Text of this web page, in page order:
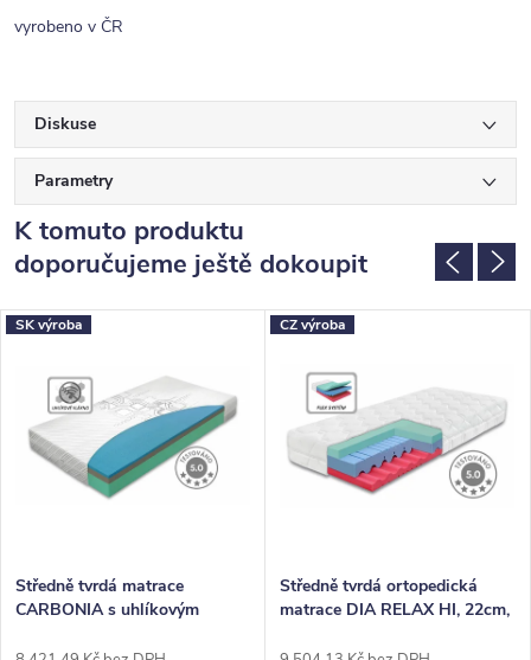
vyrobeno v ČR
Diskuse
Parametry
K tomuto produktu
doporučujeme ještě dokoupit
SK výroba
Středně tvrdá matrace
CARBONIA s uhlíkovým
CZ výroba
Středně tvrdá ortopedická
matrace DIA RELAX HI, 22cm,